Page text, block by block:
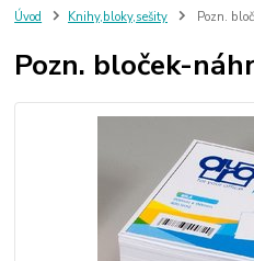
Úvod Knihy,bloky,sešity Pozn.
Pozn. bloček-